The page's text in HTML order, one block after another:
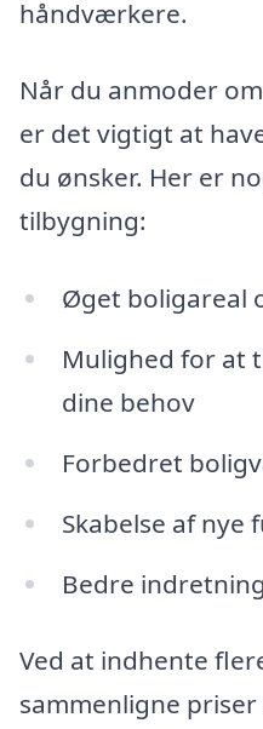
håndværkere.
Når du anmoder
er det vigtigt at
du ønsker. Her er
tilbygning:
Øget boligareal
Mulighed for at
dine behov
Forbedret
Skabelse af nye
Bedre
Ved at indhente
sammenligne